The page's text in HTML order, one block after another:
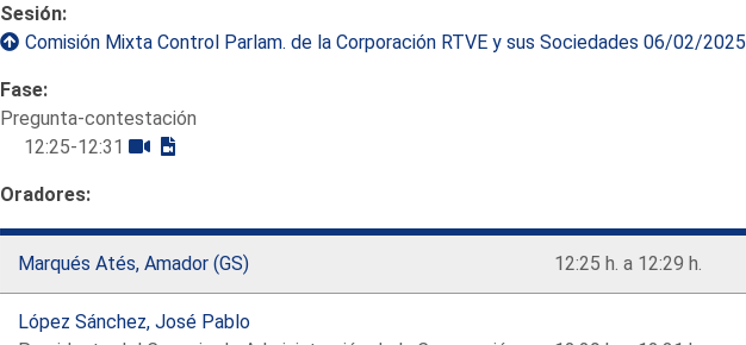
Sesión:
Comisión Mixta Control Parlam. de la Corporación RTVE y sus Sociedades 06/02/2025
Fase:
Pregunta-contestación
12:25-12:31
Oradores:
Marqués Atés, Amador (GS) 12:25 h. a 12:29 h.
López Sánchez, José Pablo